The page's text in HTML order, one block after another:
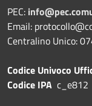
PEC:
Email:
Centralino Unico:
Codice Univoco
Codice IPA c_e812